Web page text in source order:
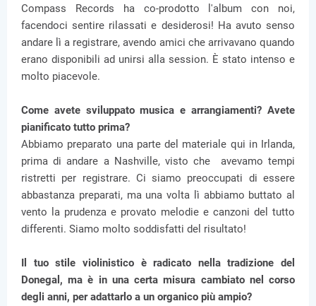
Compass Records ha co-prodotto l'album con noi,
facendoci sentire rilassati e desiderosi! Ha avuto senso
andare lì a registrare, avendo amici che arrivavano quando
erano disponibili ad unirsi alla session. È stato intenso e
molto piacevole.
Come avete sviluppato musica e arrangiamenti? Avete
pianificato tutto prima?
Abbiamo preparato una parte del materiale qui in Irlanda,
prima di andare a Nashville, visto che avevamo tempi
ristretti per registrare. Ci siamo preoccupati di essere
abbastanza preparati, ma una volta lì abbiamo buttato al
vento la prudenza e provato melodie e canzoni del tutto
differenti. Siamo molto soddisfatti del risultato!
Il tuo stile violinistico è radicato nella tradizione del
Donegal, ma è in una certa misura cambiato nel corso
degli anni, per adattarlo a un organico più ampio?